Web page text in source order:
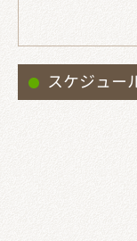
スケジュー